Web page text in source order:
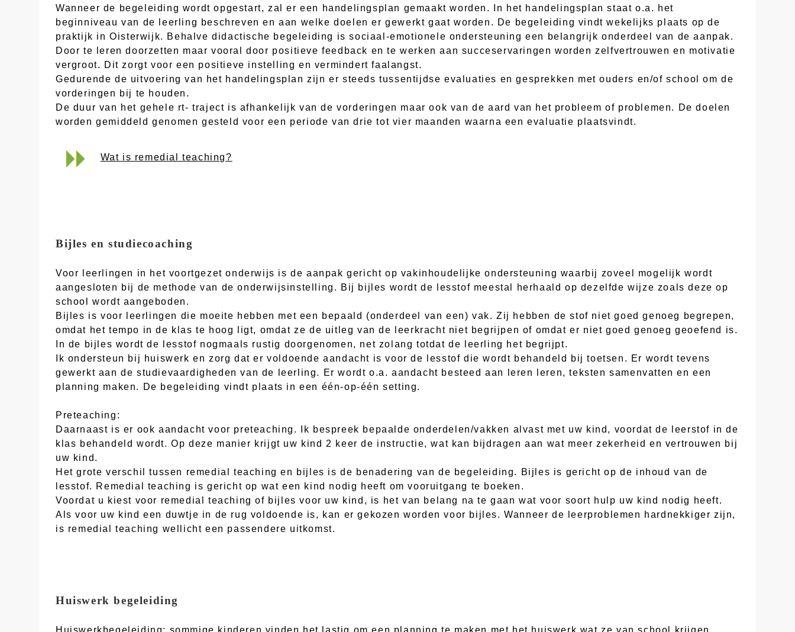
Wanneer de begeleiding wordt opgestart, zal er een handelingsplan gemaakt worden. In het handelingsplan staat o.a. het
beginniveau van de leerling beschreven en aan welke doelen er gewerkt gaat worden. De begeleiding vindt wekelijks plaats op de
praktijk in Oisterwijk. Behalve didactische begeleiding is sociaal-emotionele ondersteuning een belangrijk onderdeel van de aanpak.
Door te leren doorzetten maar vooral door positieve feedback en te werken aan succeservaringen worden zelfvertrouwen en motivatie
vergroot. Dit zorgt voor een positieve instelling en vermindert faalangst.
Gedurende de uitvoering van het handelingsplan zijn er steeds tussentijdse evaluaties en gesprekken met ouders en/of school om de
vorderingen bij te houden.
De duur van het gehele rt- traject is afhankelijk van de vorderingen maar ook van de aard van het probleem of problemen. De doelen
worden gemiddeld genomen gesteld voor een periode van drie tot vier maanden waarna een evaluatie plaatsvindt.
Wat is remedial teaching?
Bijles en studiecoaching
Voor leerlingen in het voortgezet onderwijs is de aanpak gericht op vakinhoudelijke ondersteuning waarbij zoveel mogelijk wordt
aangesloten bij de methode van de onderwijsinstelling. Bij bijles wordt de lesstof meestal herhaald op dezelfde wijze zoals deze op
school wordt aangeboden.
Bijles is voor leerlingen die moeite hebben met een bepaald (onderdeel van een) vak. Zij hebben de stof niet goed genoeg begrepen,
omdat het tempo in de klas te hoog ligt, omdat ze de uitleg van de leerkracht niet begrijpen of omdat er niet goed genoeg geoefend is.
In de bijles wordt de lesstof nogmaals rustig doorgenomen, net zolang totdat de leerling het begrijpt.
Ik ondersteun bij huiswerk en zorg dat er voldoende aandacht is voor de lesstof die wordt behandeld bij toetsen. Er wordt tevens
gewerkt aan de studievaardigheden van de leerling. Er wordt o.a. aandacht besteed aan leren leren, teksten samenvatten en een
planning maken. De begeleiding vindt plaats in een één-op-één setting.
Preteaching:
Daarnaast is er ook aandacht voor preteaching. Ik bespreek bepaalde onderdelen/vakken alvast met uw kind, voordat de leerstof in de
klas behandeld wordt. Op deze manier krijgt uw kind 2 keer de instructie, wat kan bijdragen aan wat meer zekerheid en vertrouwen bij
uw kind.
Het grote verschil tussen remedial teaching en bijles is de benadering van de begeleiding. Bijles is gericht op de inhoud van de
lesstof. Remedial teaching is gericht op wat een kind nodig heeft om vooruitgang te boeken.
Voordat u kiest voor remedial teaching of bijles voor uw kind, is het van belang na te gaan wat voor soort hulp uw kind nodig heeft.
Als voor uw kind een duwtje in de rug voldoende is, kan er gekozen worden voor bijles. Wanneer de leerproblemen hardnekkiger zijn,
is remedial teaching wellicht een passendere uitkomst.
Huiswerk begeleiding
Huiswerkbegeleiding: sommige kinderen vinden het lastig om een planning te maken met het huiswerk wat ze van school krijgen.